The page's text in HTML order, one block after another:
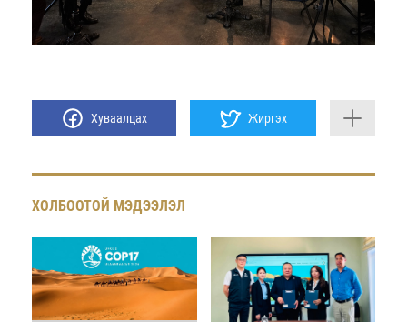
Хуваалцах Жиргэх
ХОЛБООТОЙ МЭДЭЭЛЭЛ